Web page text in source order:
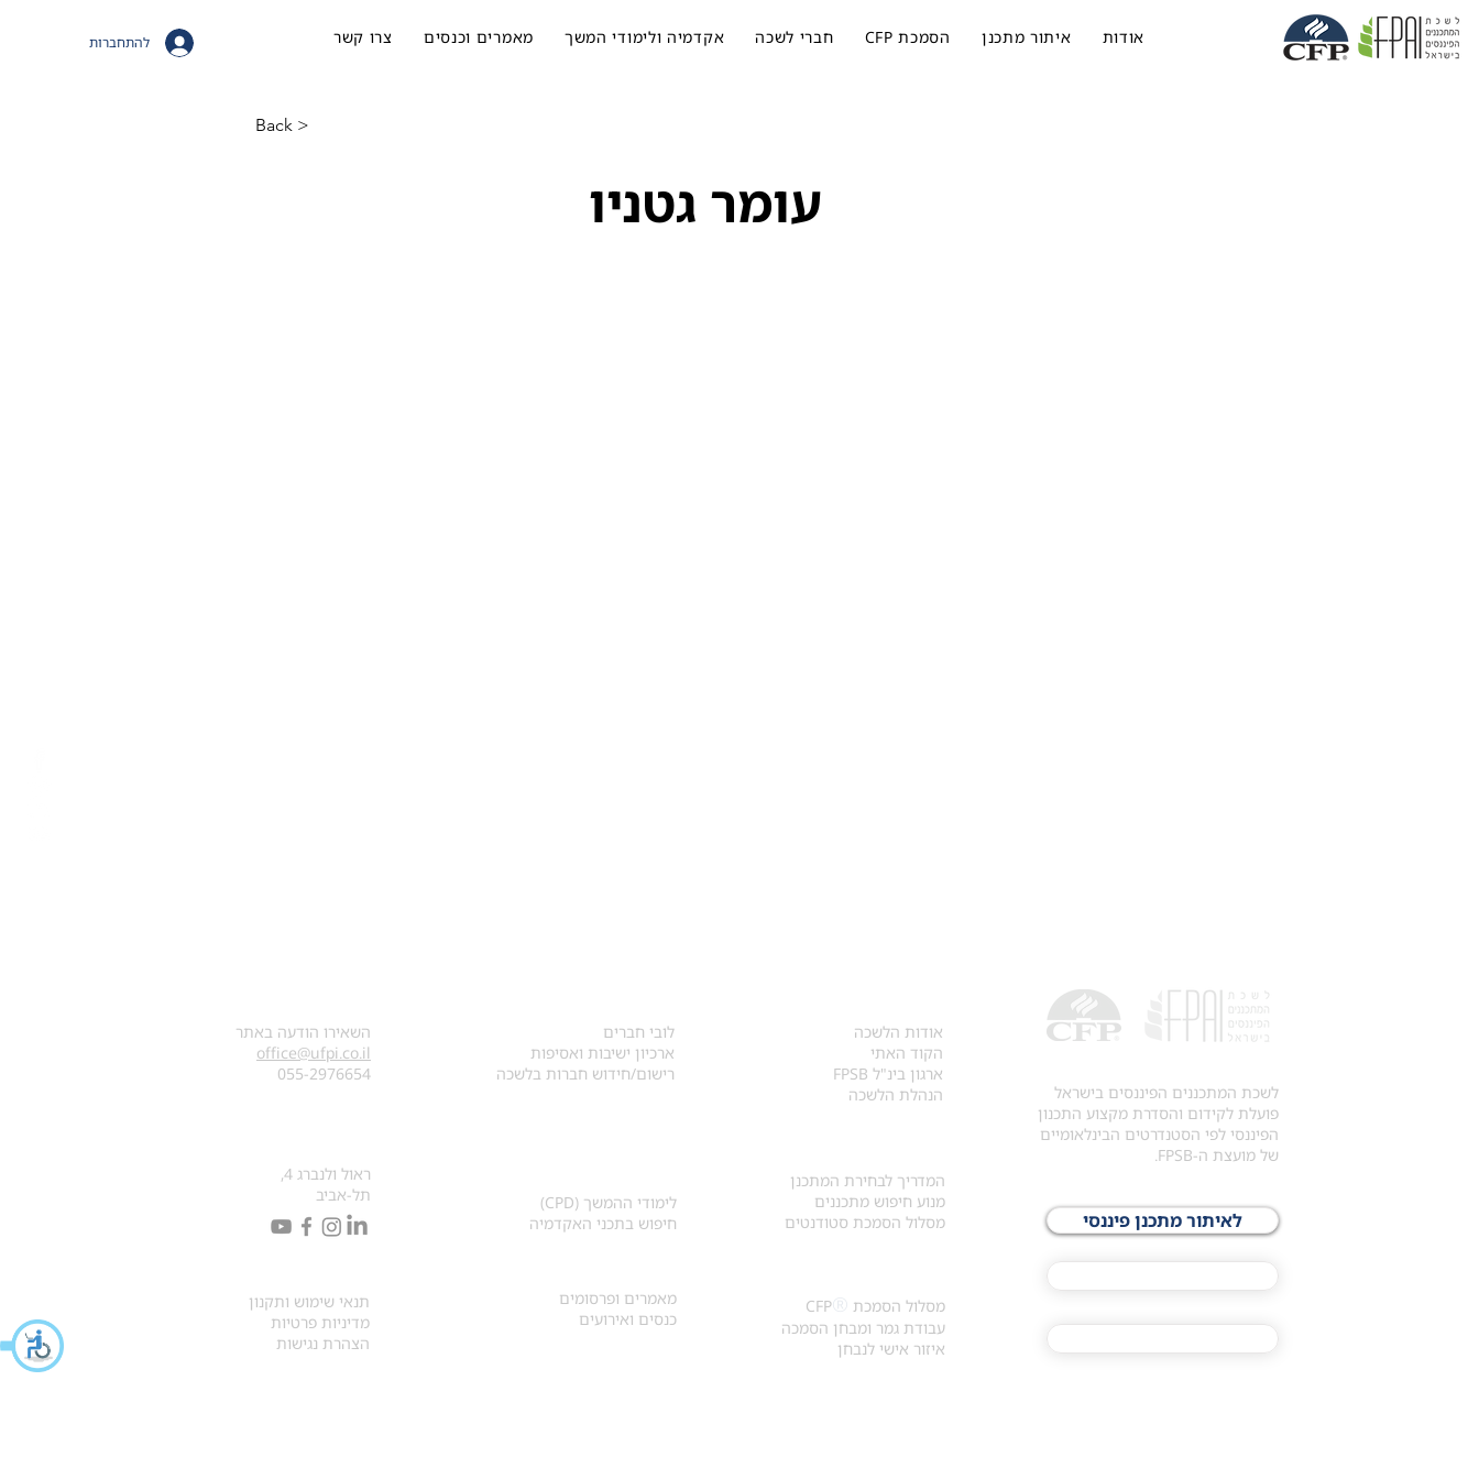
להתחברות אודות איתור מתכנן הסמכת CFP חברי לשכה אקדמיה ולימודי המשך מאמרים וכנסים צרו קשר
< Back
עומר גטניו
לשכת המתכננים הפיננסים בישראל
פועלת לקידום והסדרת מקצוע התכנון
הפיננסי לפי הסטנדרטים הבינלאומיים
של מועצת ה-FPSB.
לאיתור מתכנן פיננסי
​אודות הלשכה
הקוד האתי
ארגון בינ"ל FPSB
הנהלת הלשכה
המדריך לבחירת המתכנן
מנוע חיפוש מתכננים
מסלול הסמכת סטודנטים
לובי חברים
ארכיון ישיבות ואסיפות
רישום/חידוש חברות בלשכה
השאירו הודעה באתר
office@ufpi.co.il
​055-2976654
לימודי ההמשך (CPD)
חיפוש בתכני האקדמיה
ראול ולנברג 4,
תל-אביב
מסלול הסמכת ®
CFP
עבודת גמר ומבחן הסמכה
איזור אישי לנבחן
מאמרים ופרסומים
כנסים ואירועים
תנאי שימוש ותקנון
מדיניות פרטיות
הצהרת נגישות